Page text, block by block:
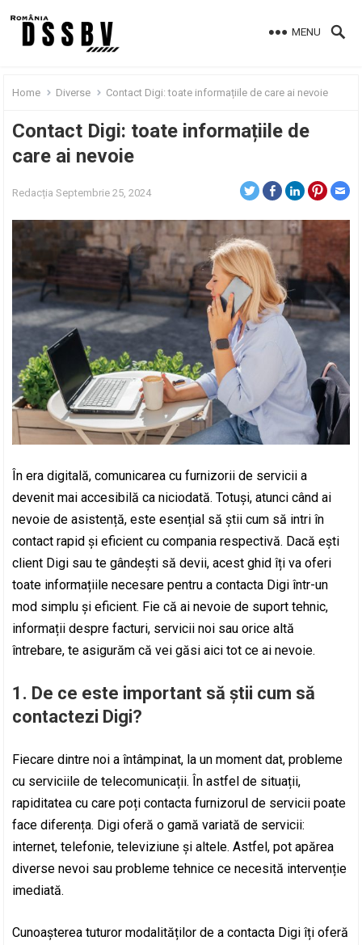
MENU
Home Diverse Contact Digi: toate informațiile de care ai nevoie
Contact Digi: toate informațiile de
care ai nevoie
Redacția Septembrie 25, 2024
În era digitală, comunicarea cu furnizorii de servicii a
devenit mai accesibilă ca niciodată. Totuși, atunci când ai
nevoie de asistență, este esențial să știi cum să intri în
contact rapid și eficient cu compania respectivă. Dacă ești
client Digi sau te gândești să devii, acest ghid îți va oferi
toate informațiile necesare pentru a contacta Digi într-un
mod simplu și eficient. Fie că ai nevoie de suport tehnic,
informații despre facturi, servicii noi sau orice altă
întrebare, te asigurăm că vei găsi aici tot ce ai nevoie.
1. De ce este important să știi cum să
contactezi Digi?
Fiecare dintre noi a întâmpinat, la un moment dat, probleme
cu serviciile de telecomunicații. În astfel de situații,
rapiditatea cu care poți contacta furnizorul de servicii poate
face diferența. Digi oferă o gamă variată de servicii:
internet, telefonie, televiziune și altele. Astfel, pot apărea
diverse nevoi sau probleme tehnice ce necesită intervenție
imediată.
Cunoașterea tuturor modalităților de a contacta Digi îți oferă